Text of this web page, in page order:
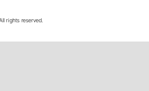
rights reserved.